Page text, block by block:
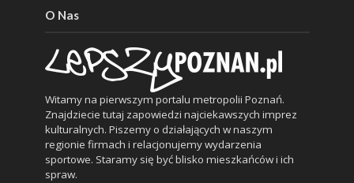
O Nas
Witamy na pierwszym portalu metropolii Poznań.
Znajdziecie tutaj zapowiedzi najciekawszych imprez
kulturalnych. Piszemy o działających w naszym
regionie firmach i relacjonujemy wydarzenia
sportowe. Staramy się być blisko mieszkańców i ich
spraw.